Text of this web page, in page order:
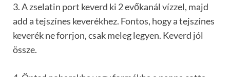
3. A zselatin port keverd ki 2 evőkanál vízzel, majd
add a tejszínes keverékhez. Fontos, hogy a tejszínes
keverék ne forrjon, csak meleg legyen. Keverd jól
össze.